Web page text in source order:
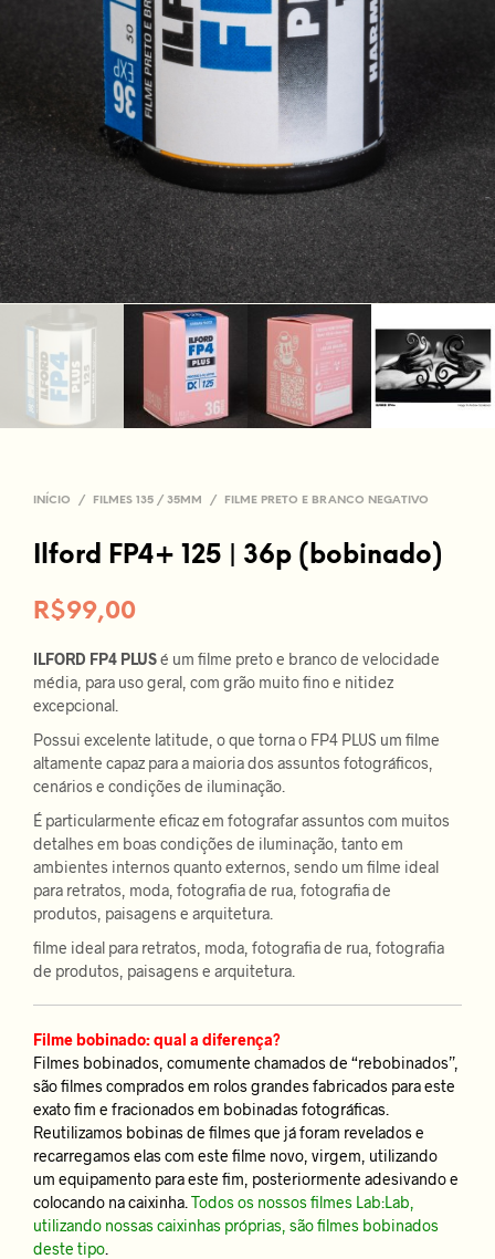
INÍCIO / FILMES 135 / 35MM / FILME PRETO E BRANCO NEGATIVO
Ilford FP4+ 125 | 36p (bobinado)
R$99,00
ILFORD FP4 PLUSé um filme preto e branco de velocidade
média, para uso geral, com grão muito fino e nitidez
excepcional.
Possui excelente latitude, o que torna o FP4 PLUS um filme
altamente capaz para a maioria dos assuntos fotográficos,
cenários e condições de iluminação.
É particularmente eficaz em fotografar assuntos com muitos
detalhes em boas condições de iluminação, tanto em
ambientes internos quanto externos, sendo um filme ideal
para retratos, moda, fotografia de rua, fotografia de
produtos, paisagens e arquitetura.
filme ideal para retratos, moda, fotografia de rua, fotografia
de produtos, paisagens e arquitetura.
Filme bobinado: qual a diferença?
Filmes bobinados, comumente chamados de “rebobinados”,
são filmes comprados em rolos grandes fabricados para este
exato fim e fracionados em bobinadas fotográficas.
Reutilizamos bobinas de filmes que já foram revelados e
recarregamos elas com este filme novo, virgem, utilizando
um equipamento para este fim, posteriormente adesivando e
colocando na caixinha. Todos os nossos filmes Lab:Lab,
utilizando nossas caixinhas próprias, são filmes bobinados
deste tipo.